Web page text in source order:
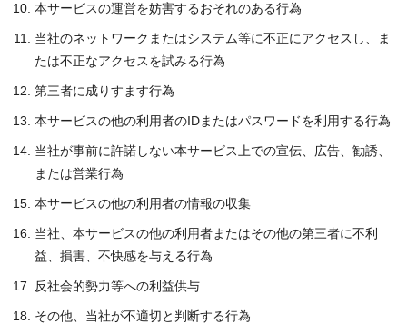
本サービスの運営を妨害するおそれのある行為
当社のネットワークまたはシステム等に不正にアクセスし、ま
たは不正なアクセスを試みる行為
第三者に成りすます行為
本サービスの他の利用者のIDまたはパスワードを利用する行為
当社が事前に許諾しない本サービス上での宣伝、広告、勧誘、
または営業行為
本サービスの他の利用者の情報の収集
当社、本サービスの他の利用者またはその他の第三者に不利
益、損害、不快感を与える行為
反社会的勢力等への利益供与
その他、当社が不適切と判断する行為